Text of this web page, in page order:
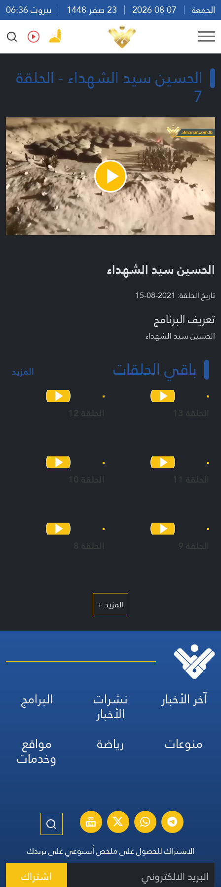
الجمعة
بيروت 06:36
Ar
En Fr Es
الحسين سيد الشهداء - الحلقة
7
Play
Video
الحسين سيد الشهداء
تاريخ الحلقة: 2021-08-15
تعريف البرنامج
الحسين سيد الشهداء
باقي الحلقات المزيد
الحلقة 13 الحلقة 12
الحلقة 11 الحلقة 10
الحلقة 9 الحلقة 8
المزيد +
آخر الأخبار نشرات
الأخبار
البرامج
منوعات
رياضة مواقع
وخدمات
الاشتراك للحصول على ملخص أسبوعي على بريدك
اشتراك